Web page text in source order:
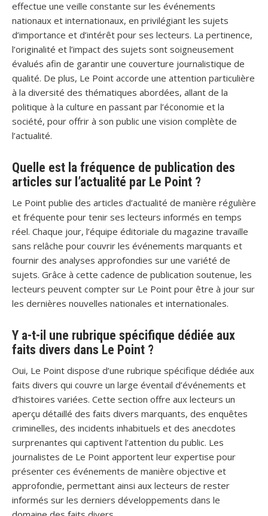
effectue une veille constante sur les événements
nationaux et internationaux, en privilégiant les sujets
d’importance et d’intérêt pour ses lecteurs. La pertinence,
l’originalité et l’impact des sujets sont soigneusement
évalués afin de garantir une couverture journalistique de
qualité. De plus, Le Point accorde une attention particulière
à la diversité des thématiques abordées, allant de la
politique à la culture en passant par l’économie et la
société, pour offrir à son public une vision complète de
l’actualité.
Quelle est la fréquence de publication des
articles sur l’actualité par Le Point ?
Le Point publie des articles d’actualité de manière régulière
et fréquente pour tenir ses lecteurs informés en temps
réel. Chaque jour, l’équipe éditoriale du magazine travaille
sans relâche pour couvrir les événements marquants et
fournir des analyses approfondies sur une variété de
sujets. Grâce à cette cadence de publication soutenue, les
lecteurs peuvent compter sur Le Point pour être à jour sur
les dernières nouvelles nationales et internationales.
Y a-t-il une rubrique spécifique dédiée aux
faits divers dans Le Point ?
Oui, Le Point dispose d’une rubrique spécifique dédiée aux
faits divers qui couvre un large éventail d’événements et
d’histoires variées. Cette section offre aux lecteurs un
aperçu détaillé des faits divers marquants, des enquêtes
criminelles, des incidents inhabituels et des anecdotes
surprenantes qui captivent l’attention du public. Les
journalistes de Le Point apportent leur expertise pour
présenter ces événements de manière objective et
approfondie, permettant ainsi aux lecteurs de rester
informés sur les derniers développements dans le